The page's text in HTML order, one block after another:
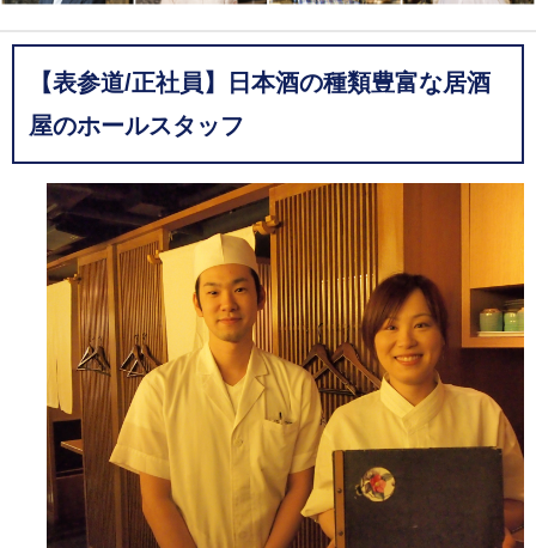
【表参道/正社員】日本酒の種類豊富な居酒
屋のホールスタッフ